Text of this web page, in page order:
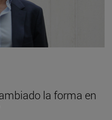
la forma en